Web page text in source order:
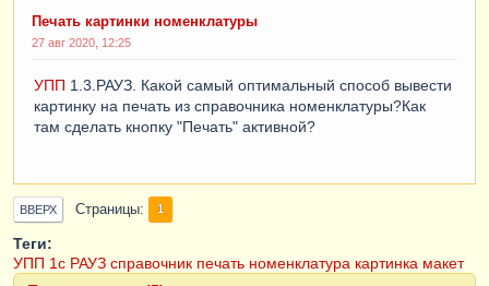
Печать картинки номенклатуры
27 авг 2020, 12:25
УПП 1.3.РАУЗ. Какой самый оптимальный способ вывести
картинку на печать из справочника номенклатуры?Как
там сделать кнопку "Печать" активной?
ВВЕРХ Страницы 1
Теги:
УПП 1с РАУЗ справочник печать номенклатура картинка макет